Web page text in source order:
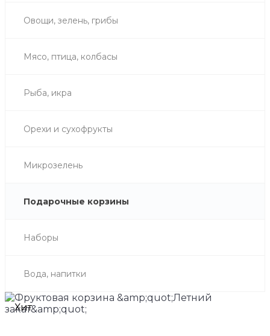
Овощи, зелень, грибы
Мясо, птица, колбасы
Рыба, икра
Орехи и сухофрукты
Микрозелень
Подарочные корзины
Наборы
Вода, напитки
Хит